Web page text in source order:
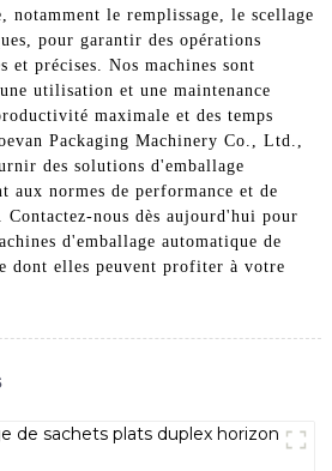
notamment le remplissage, le scellage
pour garantir des opérations
et précises. Nos machines sont
utilisation et une maintenance
maximale et des temps
Packaging Machinery Co., Ltd.,
des solutions d'emballage
aux normes de performance et de
nous dès aujourd'hui pour
d'emballage automatique de
dont elles peuvent profiter à votre